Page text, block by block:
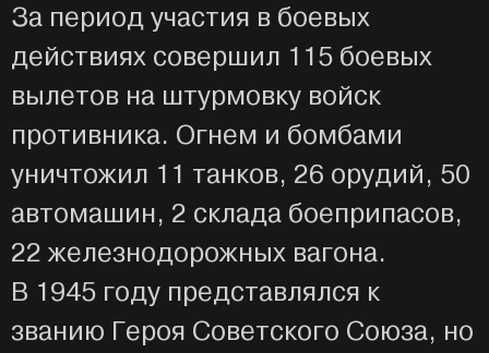
За период участия в боевых
действиях совершил 115 боевых
вылетов на штурмовку войск
противника. Огнем и бомбами
уничтожил 11 танков, 26 орудий, 50
автомашин, 2 склада боеприпасов,
22 железнодорожных вагона.
В 1945 году представлялся к
званию Героя Советского Союза, но